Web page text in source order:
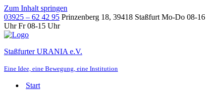
Zum Inhalt springen
03925 – 62 42 95 Prinzenberg 18, 39418 Staßfurt Mo-Do 08-16
Uhr Fr 08-15 Uhr
Staßfurter URANIA e.V.
Eine Idee, eine Bewegung, eine Institution
Start